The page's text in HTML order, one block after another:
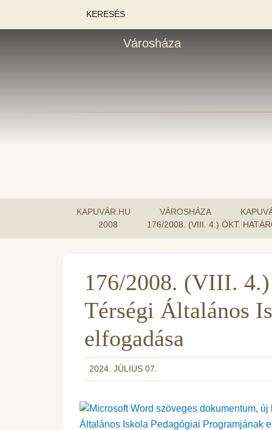
KERESÉS
Városháza
KAPUVÁR.HU VÁROSHÁZA
2008
176/2008. (VIII. 4.) ÖKT.
176/2008. (VIII.
Térségi Általános
elfogadása
2024. JÚLIUS 07.
Általános Iskola Pedagógiai Programjának